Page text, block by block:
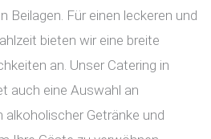
Beilagen. Für einen leckeren und
bieten wir eine breite
an. Unser Catering in
auch eine Auswahl an
alkoholischer Getränke und